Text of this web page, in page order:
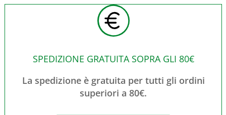
SPEDIZIONE GRATUITA SOPRA GLI 80€
La spedizione è gratuita per tutti gli ordini
superiori a 80€.